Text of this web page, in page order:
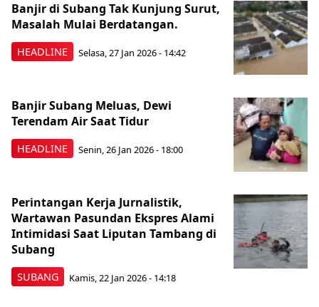
HEADLINE
Banjir di Subang Tak Kunjung Surut,
Masalah Mulai Berdatangan.
Selasa, 27 Jan 2026 - 14:42
HEADLINE
Banjir Subang Meluas, Dewi
Terendam Air Saat Tidur
Senin, 26 Jan 2026 - 18:00
SUBANG
Perintangan Kerja Jurnalistik,
Wartawan Pasundan Ekspres Alami
Intimidasi Saat Liputan Tambang di
Subang
Kamis, 22 Jan 2026 - 14:18